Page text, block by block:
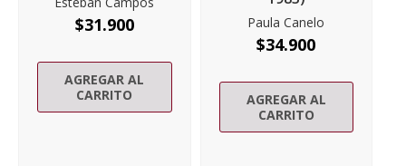
$31.900
AGREGAR AL
CARRITO
Paula Canelo
$34.900
AGREGAR AL
CARRITO